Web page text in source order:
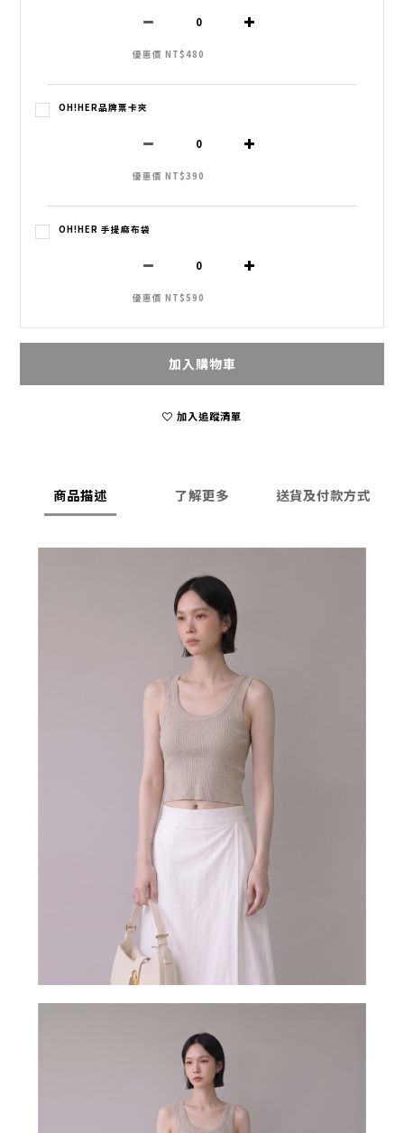
優惠價 NT$480
OH!HER品牌票卡夾
優惠價 NT$390
OH!HER 手提麻布袋
優惠價 NT$590
加入購物車
加入追蹤清單
商品描述 了解更多 送貨及付款方式